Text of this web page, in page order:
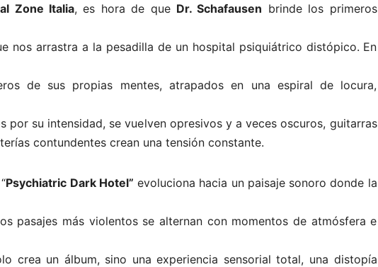
Zone Italia, es hora de que Dr. Schafausen brinde los primeros
nos arrastra a la pesadilla de un hospital psiquiátrico distópico. En
de sus propias mentes, atrapados en una espiral de locura,
por su intensidad, se vuelven opresivos y a veces oscuros, guitarras
contundentes crean una tensión constante.
Psychiatric Dark Hotel” evoluciona hacia un paisaje sonoro donde la
pasajes más violentos se alternan con momentos de atmósfera e
crea un álbum, sino una experiencia sensorial total, una distopía